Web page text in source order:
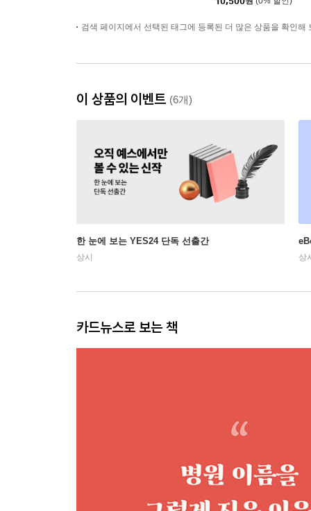
검색 페이지에서 선택된 태그에 등록된 더 많은 상품을 확인해
이 상품의 이벤트 (6개)
한 눈에 보는 YES24 단독 선출간
상시 상
카드뉴스로 보는 책